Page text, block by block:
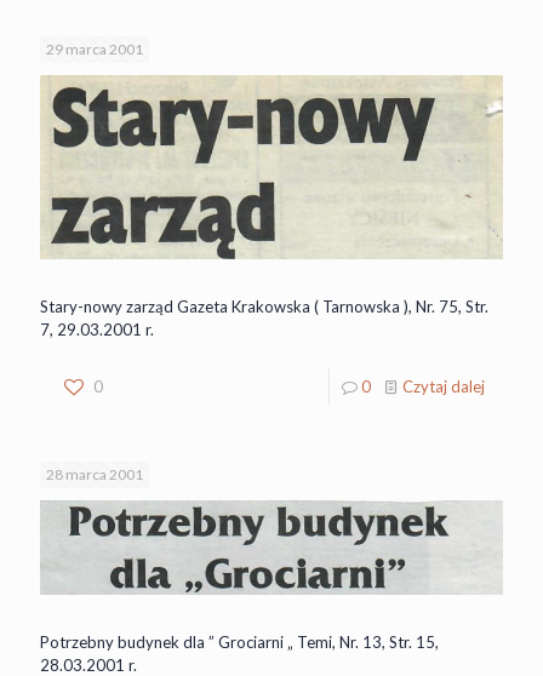
29 marca 2001
Stary-nowy zarząd Gazeta Krakowska ( Tarnowska ), Nr. 75, Str.
7, 29.03.2001 r.
0 0 Czytaj dalej
28 marca 2001
Potrzebny budynek dla ” Grociarni „ Temi, Nr. 13, Str. 15,
28.03.2001 r.